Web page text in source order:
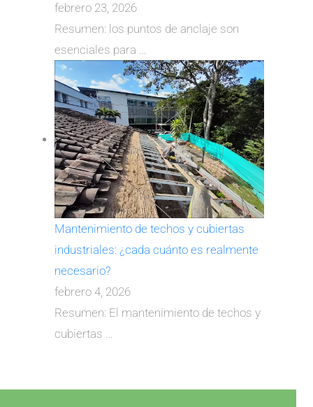
febrero 23, 2026
Resumen: los puntos de anclaje son
esenciales para …
Mantenimiento de techos y cubiertas
industriales: ¿cada cuánto es realmente
necesario?
febrero 4, 2026
Resumen: El mantenimiento de techos y
cubiertas …